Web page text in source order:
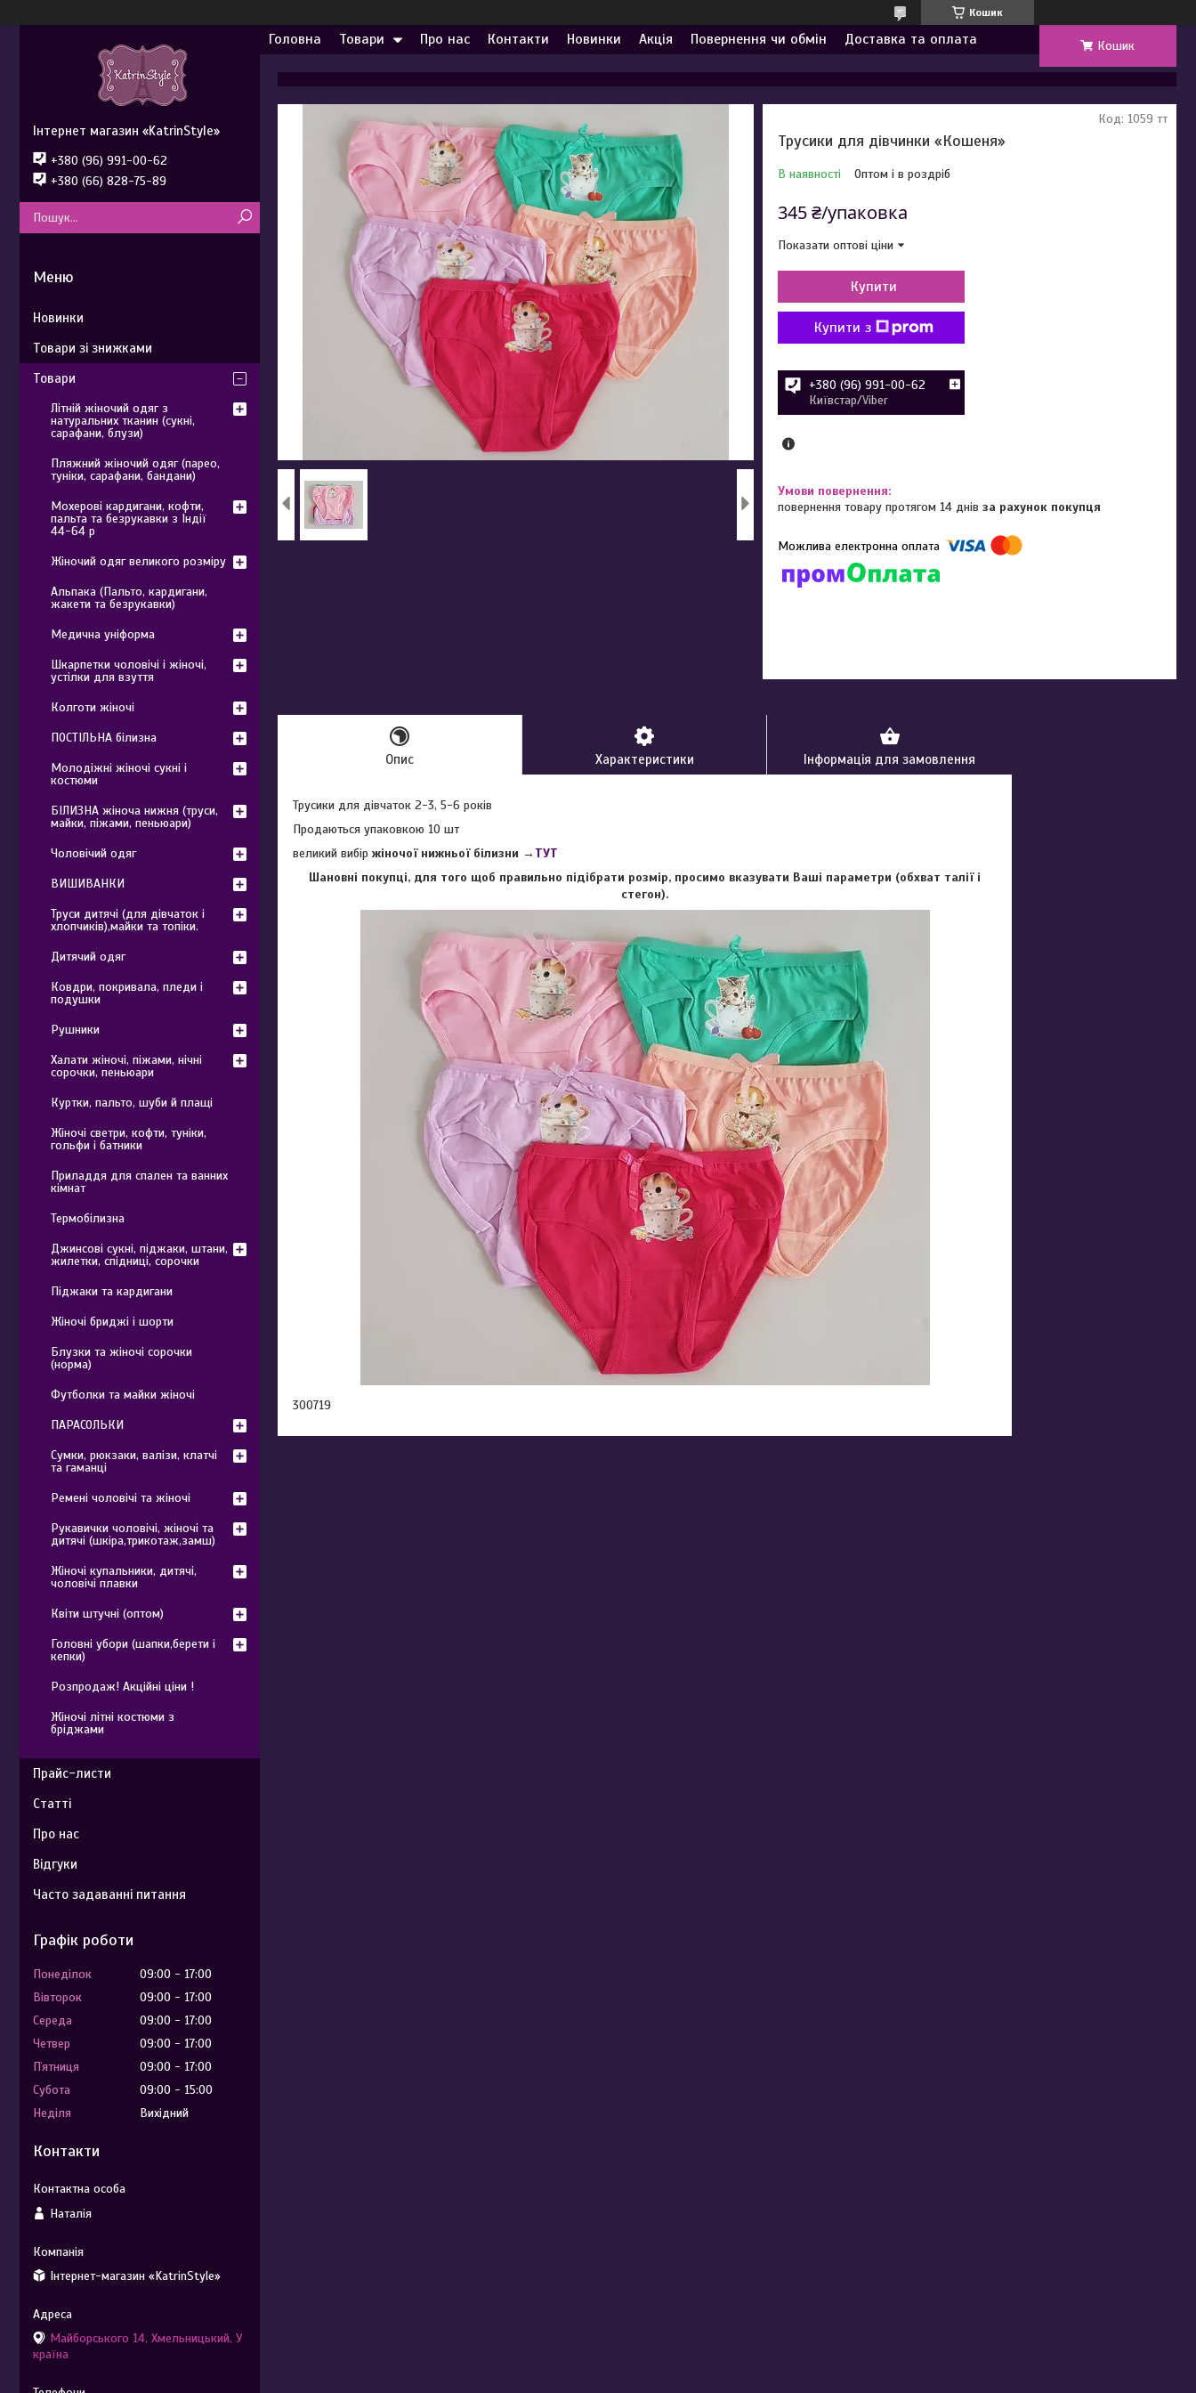
Кошик
Головна Товари Про нас Контакти Новинки Акція Повернення чи обмін Доставка та оплата Кошик
Трусики для дівчинки «Кошеня»
В наявності Оптом і в роздріб
Код: 1059 тт
345 ₴/упаковка
Показати оптові ціни
Купити
Купити з
+380 (96) 991-00-62
Київстар/Viber
повернення товару протягом 14 днівза рахунок покупця
Опис Характеристики Інформація для замовлення
Трусики для дівчаток 2-3, 5-6 років
Продаються упаковкою 10 шт
великий вибір жіночої нижньої білизни → ТУТ
Шановні покупці, для того щоб правильно підібрати розмір, просимо вказувати Ваші параметри (обхват талії і
стегон).
300719
Інтернет магазин «KatrinStyle»
+380 (96) 991-00-62
+380 (66) 828-75-89
Новинки
Товари зі знижками
Товари
Літній жіночий одяг з
натуральних тканин (сукні,
сарафани, блузи)
Пляжний жіночий одяг (парео,
туніки, сарафани, бандани)
Мохерові кардигани, кофти,
пальта та безрукавки з Індії
44-64 р
Жіночий одяг великого розміру
Альпака (Пальто, кардигани,
жакети та безрукавки)
Медична уніформа
Шкарпетки чоловічі і жіночі,
устілки для взуття
Колготи жіночі
ПОСТІЛЬНА білизна
Молодіжні жіночі сукні і
костюми
БІЛИЗНА жіноча нижня (труси,
майки, піжами, пеньюари)
Чоловічий одяг
ВИШИВАНКИ
Труси дитячі (для дівчаток і
хлопчиків),майки та топіки.
Дитячий одяг
Ковдри, покривала, пледи і
подушки
Рушники
Халати жіночі, піжами, нічні
сорочки, пеньюари
Куртки, пальто, шуби й плащі
Жіночі светри, кофти, туніки,
гольфи і батники
Приладдя для спален та ванних
кімнат
Термобілизна
Джинсові сукні, піджаки, штани,
жилетки, спідниці, сорочки
Піджаки та кардигани
Жіночі бриджі і шорти
Блузки та жіночі сорочки
(норма)
Футболки та майки жіночі
ПАРАСОЛЬКИ
Сумки, рюкзаки, валізи, клатчі
та гаманці
Ремені чоловічі та жіночі
Рукавички чоловічі, жіночі та
дитячі (шкіра,трикотаж,замш)
Жіночі купальники, дитячі,
чоловічі плавки
Квіти штучні (оптом)
Головні убори (шапки,берети і
кепки)
Розпродаж! Акційні ціни !
Жіночі літні костюми з
бріджами
Прайс-листи
Статті
Про нас
Відгуки
Часто задаванні питання
Графік роботи
Понеділок 09:00
17:00
Вівторок
09:00
17:00
Середа
09:00
17:00
Четвер
09:00
17:00
Пʼятниця
09:00
17:00
Субота
09:00
15:00
Неділя
Вихідний
Контакти
Наталія
Інтернет-магазин «KatrinStyle»
Майборського 14, Хмельницький, У
країна